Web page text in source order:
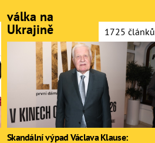
válka na
Ukrajině 1725 článků
Skandální výpad Václava Klause: